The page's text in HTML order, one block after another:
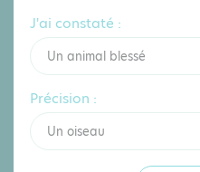
J'ai constaté :
Un animal blessé
Précision :
Un oiseau